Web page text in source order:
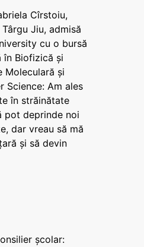
Cîrstoiu,
Jiu, admisă
cu o bursă
în Biofizică și
Moleculară și
Science: Am ales
în străinătate
pot deprinde noi
dar vreau să mă
și să devin
școlar: